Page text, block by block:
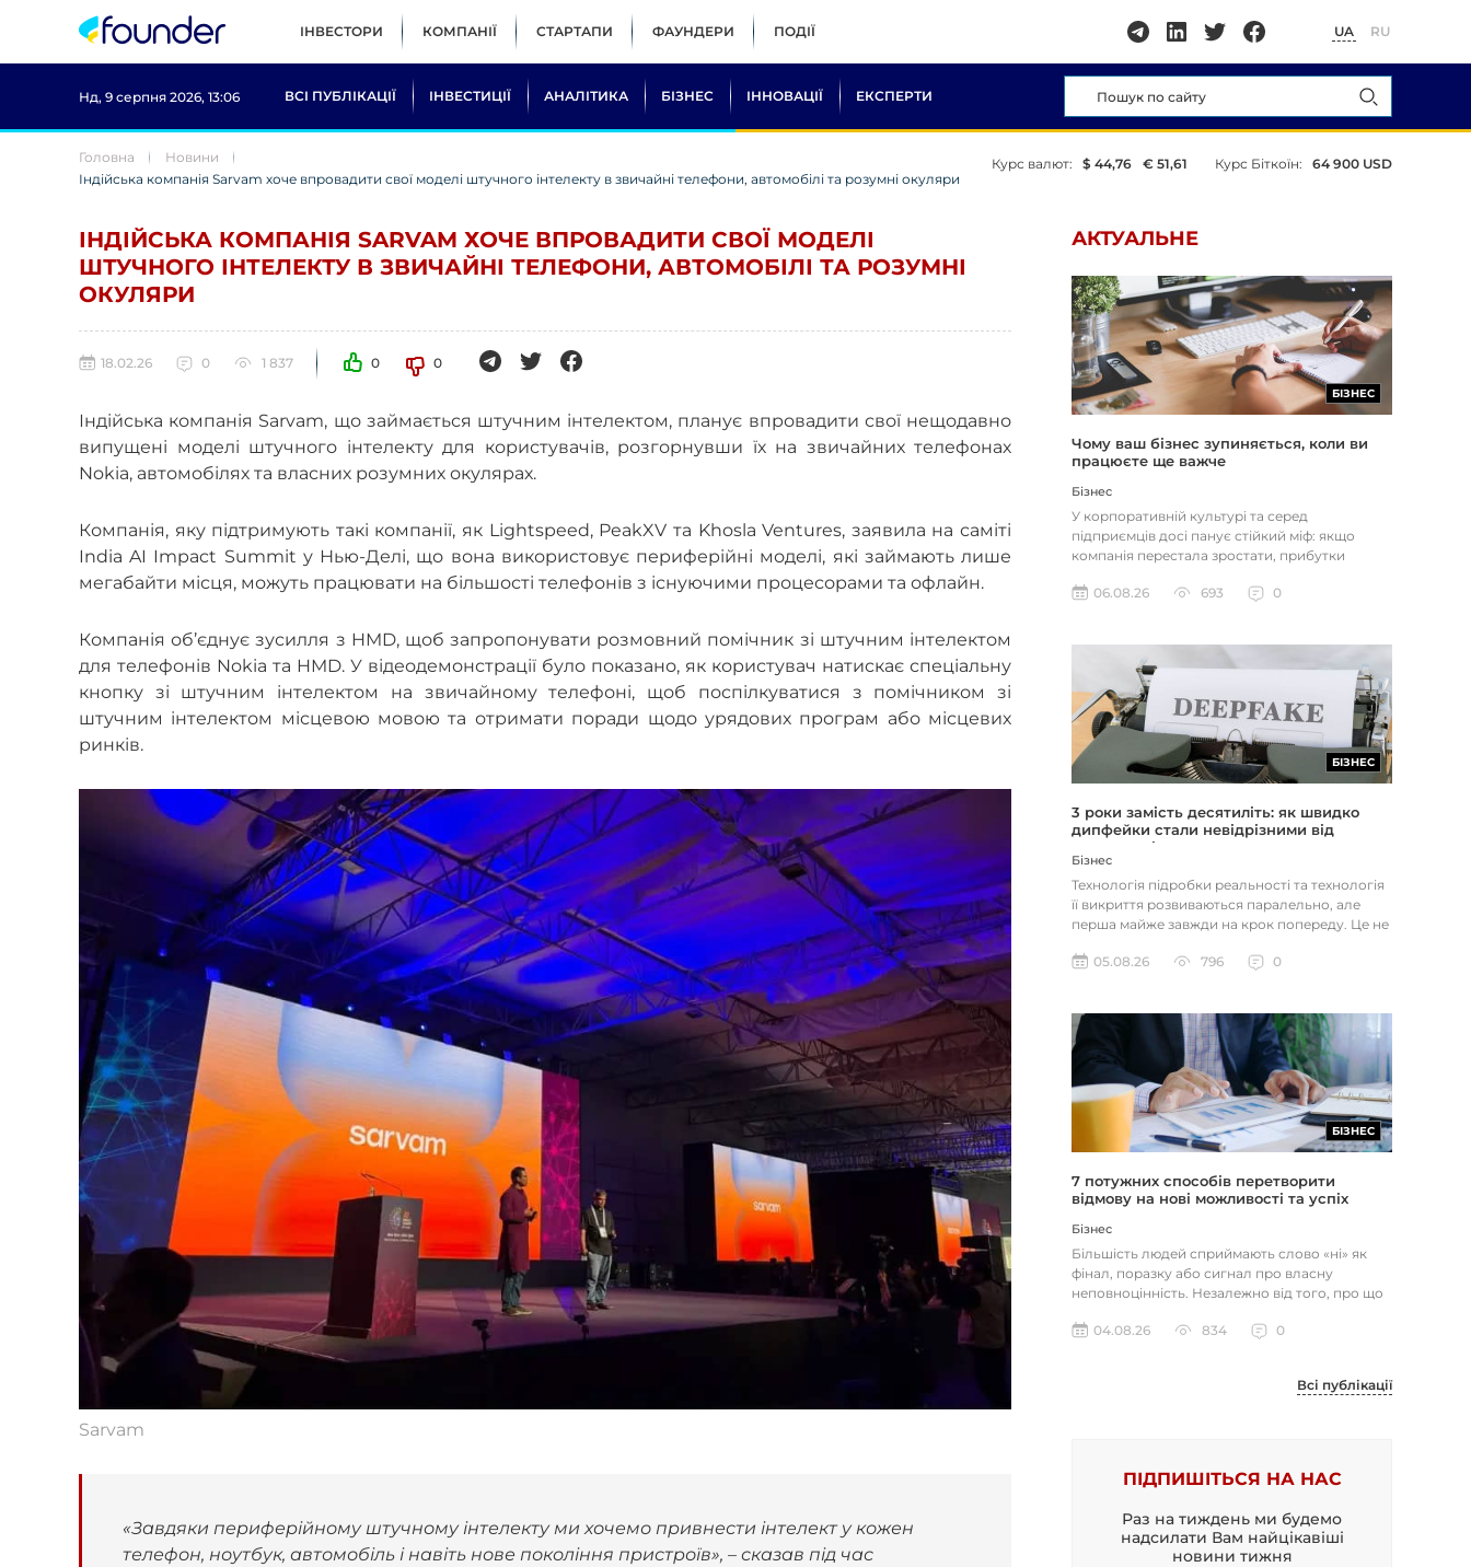
ІНВЕСТОРИ КОМПАНІЇ СТАРТАПИ ФАУНДЕРИ ПОДІЇ UA RU
Нд, 9 серпня 2026, 13:06 ВСІ ПУБЛІКАЦІЇ ІНВЕСТИЦІЇ АНАЛІТИКА БІЗНЕС ІННОВАЦІЇ ЕКСПЕРТИ
Головна
Новини
Індійська компанія Sarvam хоче впровадити свої моделі штучного інтелекту в звичайні телефони, автомобілі та розумні окуляри
Курс валют: $ 44,76 € 51,61 Курс Біткоїн: 64 900 USD
ІНДІЙСЬКА КОМПАНІЯ SARVAM ХОЧЕ ВПРОВАДИТИ СВОЇ МОДЕЛІ
ШТУЧНОГО ІНТЕЛЕКТУ В ЗВИЧАЙНІ ТЕЛЕФОНИ, АВТОМОБІЛІ ТА РОЗУМНІ
ОКУЛЯРИ
18.02.26 0 1 837 0 0
Індійська компанія Sarvam, що займається штучним інтелектом, планує впровадити свої нещодавно
випущені моделі штучного інтелекту для користувачів, розгорнувши їх на звичайних телефонах
Nokia, автомобілях та власних розумних окулярах.
Компанія, яку підтримують такі компанії, як Lightspeed, PeakXV та Khosla Ventures, заявила на саміті
India AI Impact Summit у Нью-Делі, що вона використовує периферійні моделі, які займають лише
мегабайти місця, можуть працювати на більшості телефонів з існуючими процесорами та офлайн.
Компанія об’єднує зусилля з HMD, щоб запропонувати розмовний помічник зі штучним інтелектом
для телефонів Nokia та HMD. У відеодемонстрації було показано, як користувач натискає спеціальну
кнопку зі штучним інтелектом на звичайному телефоні, щоб поспілкуватися з помічником зі
штучним інтелектом місцевою мовою та отримати поради щодо урядових програм або місцевих
ринків.
Sarvam
«Завдяки периферійному штучному інтелекту ми хочемо привнести інтелект у кожен
телефон, ноутбук, автомобіль і навіть нове покоління пристроїв», – сказав під час
АКТУАЛЬНЕ
БІЗНЕС
Чому ваш бізнес зупиняється, коли ви
працюєте ще важче
Бізнес
У корпоративній культурі та серед
підприємців досі панує стійкий міф: якщо
компанія перестала зростати, прибутки
06.08.26
693 0
БІЗНЕС
3 роки замість десятиліть: як швидко
дипфейки стали невідрізними від
реальності
Бізнес
Технологія підробки реальності та технологія
її викриття розвиваються паралельно, але
перша майже завжди на крок попереду. Це не
05.08.26
796 0
БІЗНЕС
7 потужних способів перетворити
відмову на нові можливості та успіх
Бізнес
Більшість людей сприймають слово «ні» як
фінал, поразку або сигнал про власну
неповноцінність. Незалежно від того, про що
04.08.26
834 0
Всі публікації
ПІДПИШІТЬСЯ НА НАС
Раз на тиждень ми будемо
надсилати Вам найцікавіші
новини тижня